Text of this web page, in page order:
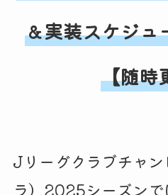
＆実装スケジュ
【随時
Jリーグクラブチャ
ラ）2025シーズンで